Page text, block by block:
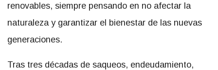
renovables, siempre pensando en no afectar la
naturaleza y garantizar el bienestar de las nuevas
generaciones.
Tras tres décadas de saqueos, endeudamiento,